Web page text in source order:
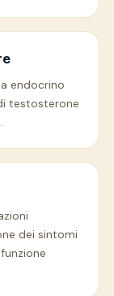
endocrino
testosterone
dei sintomi